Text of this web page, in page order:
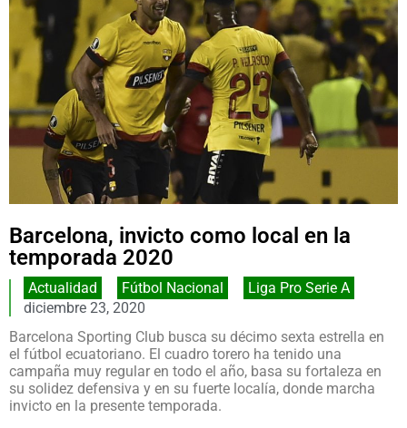
Barcelona, invicto como local en la
temporada 2020
Actualidad Fútbol Nacional
Liga Pro Serie A
diciembre 23, 2020
Barcelona Sporting Club busca su décimo sexta estrella en
el fútbol ecuatoriano. El cuadro torero ha tenido una
campaña muy regular en todo el año, basa su fortaleza en
su solidez defensiva y en su fuerte localía, donde marcha
invicto en la presente temporada.